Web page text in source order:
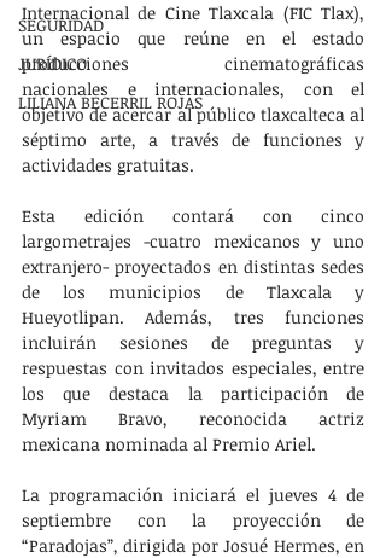
SEGURIDAD
JURÍDICO
LILIANA BECERRIL ROJAS
Internacional de Cine Tlaxcala (FIC Tlax),
un espacio que reúne en el estado
producciones cinematográficas
nacionales e internacionales, con el
objetivo de acercar al público tlaxcalteca al
séptimo arte, a través de funciones y
actividades gratuitas.
Esta edición contará con cinco
largometrajes -cuatro mexicanos y uno
extranjero- proyectados en distintas sedes
de los municipios de Tlaxcala y
Hueyotlipan. Además, tres funciones
incluirán sesiones de preguntas y
respuestas con invitados especiales, entre
los que destaca la participación de
Myriam Bravo, reconocida actriz
mexicana nominada al Premio Ariel.
La programación iniciará el jueves 4 de
septiembre con la proyección de
“Paradojas”, dirigida por Josué Hermes, en